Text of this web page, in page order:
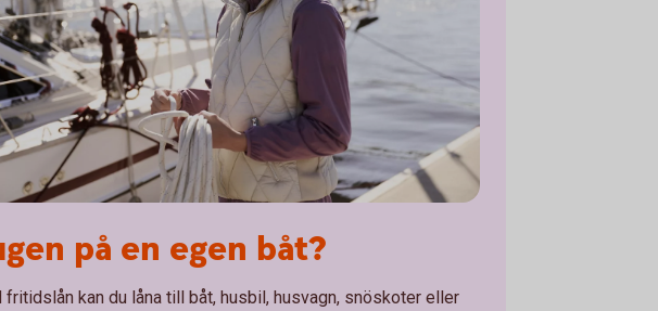
på en egen båt?
fritidslån kan du låna till båt, husbil, husvagn, snöskoter eller